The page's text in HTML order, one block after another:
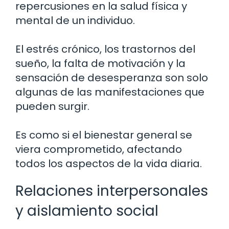
repercusiones en la salud física y
mental de un individuo.
El estrés crónico, los trastornos del
sueño, la falta de motivación y la
sensación de desesperanza son solo
algunas de las manifestaciones que
pueden surgir.
Es como si el bienestar general se
viera comprometido, afectando
todos los aspectos de la vida diaria.
Relaciones interpersonales
y aislamiento social